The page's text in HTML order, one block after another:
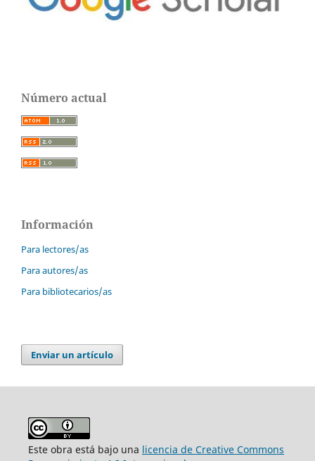
Número actual
Información
Para lectores/as
Para autores/as
Para bibliotecarios/as
Enviar un artículo
Este obra está bajo una licencia de Creative Commons